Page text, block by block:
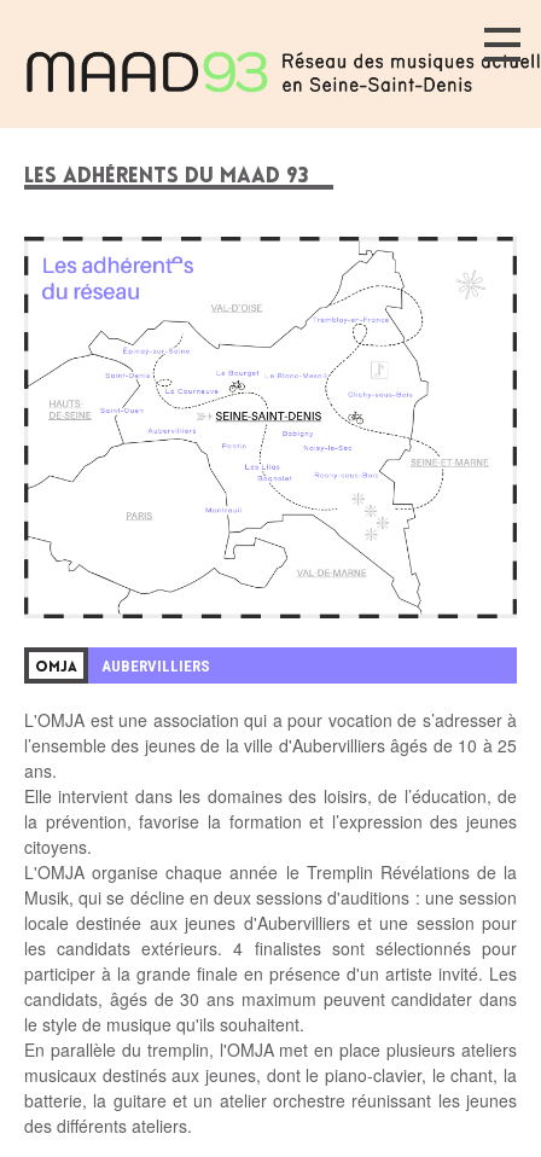
LES ADHÉRENTS DU MAAD 93
OMJA AUBERVILLIERS
L'OMJA est une association qui a pour vocation de s’adresser à
l’ensemble des jeunes de la ville d'Aubervilliers âgés de 10 à 25
ans.
Elle intervient dans les domaines des loisirs, de l’éducation, de
la prévention, favorise la formation et l’expression des jeunes
citoyens.
L'OMJA organise chaque année le Tremplin Révélations de la
Musik, qui se décline en deux sessions d'auditions : une session
locale destinée aux jeunes d'Aubervilliers et une session pour
les candidats extérieurs. 4 finalistes sont sélectionnés pour
participer à la grande finale en présence d'un artiste invité. Les
candidats, âgés de 30 ans maximum peuvent candidater dans
le style de musique qu'ils souhaitent.
En parallèle du tremplin, l'OMJA met en place plusieurs ateliers
musicaux destinés aux jeunes, dont le piano-clavier, le chant, la
batterie, la guitare et un atelier orchestre réunissant les jeunes
des différents ateliers.